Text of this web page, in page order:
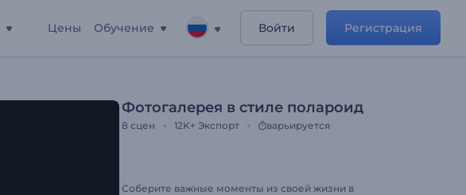
Цены Обучение Войти Регистрация
Фотогалерея в стиле полароид
8 сцен 12K+ Экспорт варьируется
Соберите важные моменты из своей жизни в